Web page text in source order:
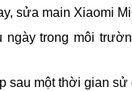
sửa main Xiaomi
ngày trong môi
sau một thời gian sử